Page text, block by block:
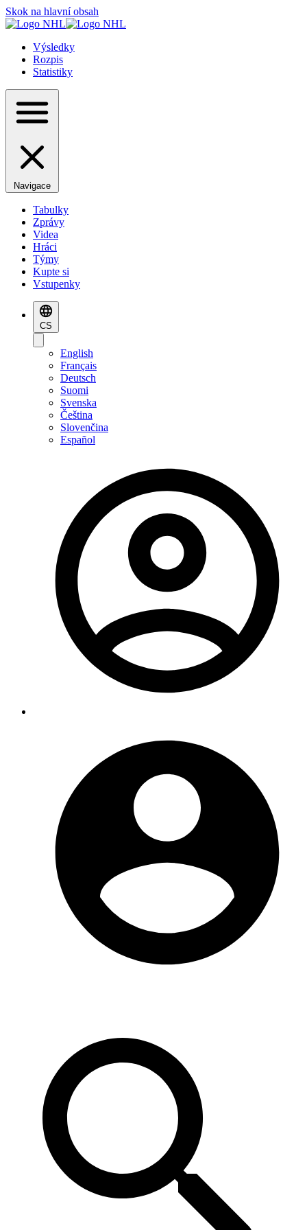
Skok na hlavní obsah
Výsledky
Rozpis
Statistiky
Navigace
Tabulky
Zprávy
Videa
Hráci
Týmy
Kupte si
Vstupenky
CS
English
Français
Deutsch
Suomi
Svenska
Čeština
Slovenčina
Español